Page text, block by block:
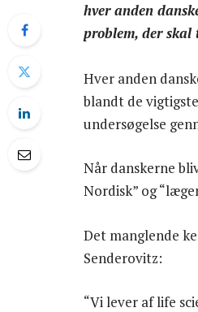
hver anden
problem, der skal
Hver anden
blandt de
undersøgelse
Når danskerne
Nordisk” og
Det manglende
Senderovitz:
“Vi lever af life